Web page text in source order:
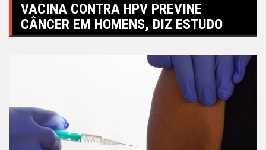
VACINA CONTRA HPV PREVINE
CÂNCER EM HOMENS, DIZ ESTUDO